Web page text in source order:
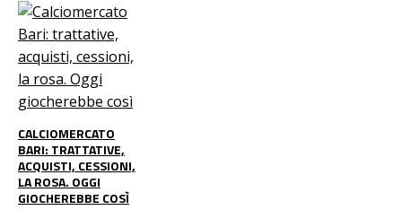
CALCIOMERCATO
BARI: TRATTATIVE,
ACQUISTI, CESSIONI,
LA ROSA. OGGI
GIOCHEREBBE COSÌ